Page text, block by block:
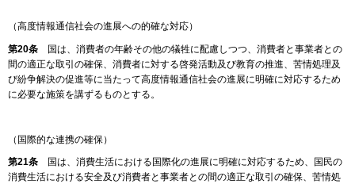
（高度情報通信社会の進展への的確な対応）
第20条 国は、消費者の年齢その他の犠牲に配慮しつつ、消費者と事業者との
間の適正な取引の確保、消費者に対する啓発活動及び教育の推進、苦情処理及
び紛争解決の促進等に当たって高度情報通信社会の進展に明確に対応するため
に必要な施策を講ずるものとする。
（国際的な連携の確保）
第21条 国は、消費生活における国際化の進展に明確に対応するため、国民の
消費生活における安全及び消費者と事業者との間の適正な取引の確保、苦情処